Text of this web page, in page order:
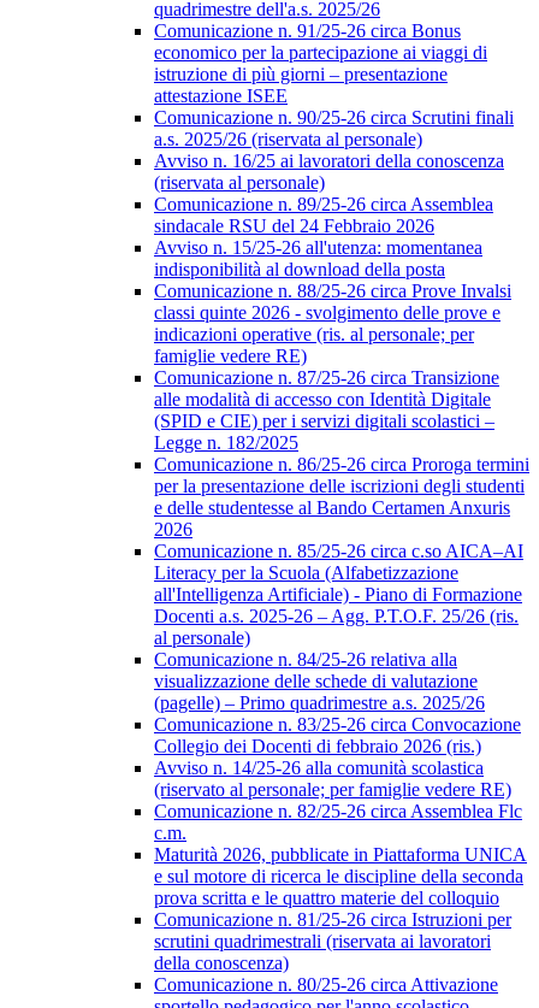
quadrimestre dell'a.s. 2025/26
Comunicazione n. 91/25-26 circa Bonus
economico per la partecipazione ai viaggi di
istruzione di più giorni – presentazione
attestazione ISEE
Comunicazione n. 90/25-26 circa Scrutini finali
a.s. 2025/26 (riservata al personale)
Avviso n. 16/25 ai lavoratori della conoscenza
(riservata al personale)
Comunicazione n. 89/25-26 circa Assemblea
sindacale RSU del 24 Febbraio 2026
Avviso n. 15/25-26 all'utenza: momentanea
indisponibilità al download della posta
Comunicazione n. 88/25-26 circa Prove Invalsi
classi quinte 2026 - svolgimento delle prove e
indicazioni operative (ris. al personale; per
famiglie vedere RE)
Comunicazione n. 87/25-26 circa Transizione
alle modalità di accesso con Identità Digitale
(SPID e CIE) per i servizi digitali scolastici –
Legge n. 182/2025
Comunicazione n. 86/25-26 circa Proroga termini
per la presentazione delle iscrizioni degli studenti
e delle studentesse al Bando Certamen Anxuris
2026
Comunicazione n. 85/25-26 circa c.so AICA–AI
Literacy per la Scuola (Alfabetizzazione
all'Intelligenza Artificiale) - Piano di Formazione
Docenti a.s. 2025-26 – Agg. P.T.O.F. 25/26 (ris.
al personale)
Comunicazione n. 84/25-26 relativa alla
visualizzazione delle schede di valutazione
(pagelle) – Primo quadrimestre a.s. 2025/26
Comunicazione n. 83/25-26 circa Convocazione
Collegio dei Docenti di febbraio 2026 (ris.)
Avviso n. 14/25-26 alla comunità scolastica
(riservato al personale; per famiglie vedere RE)
Comunicazione n. 82/25-26 circa Assemblea Flc
c.m.
Maturità 2026, pubblicate in Piattaforma UNICA
e sul motore di ricerca le discipline della seconda
prova scritta e le quattro materie del colloquio
Comunicazione n. 81/25-26 circa Istruzioni per
scrutini quadrimestrali (riservata ai lavoratori
della conoscenza)
Comunicazione n. 80/25-26 circa Attivazione